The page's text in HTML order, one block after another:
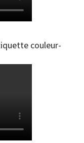
couleur-